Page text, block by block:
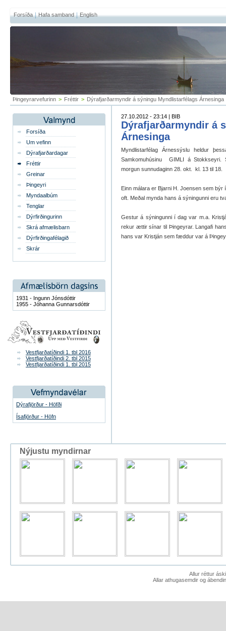
Forsíða Hafa samband English
Þingeyrarvefurinn > Fréttir > Dýrafjarðarmyndir á sýningu Myndlistarfélags Árnesinga
Forsíða
Um vefinn
Dýrafjarðardagar
Fréttir
Greinar
Þingeyri
Myndaalbúm
Tenglar
Dýrfirðingurinn
Skrá afmælisbarn
Dýrfirðingafélagið
Skrár
1931 - Ingunn Jónsdóttir
1955 - Jóhanna Gunnarsdóttir
Vestfjarðatíðindi 1. tbl 2016
Vestfjarðatíðindi 2. tbl 2015
Vestfjarðatíðindi 1. tbl 2015
Dýrafjörður - Höfði
Ísafjörður - Höfn
27.10.2012 - 23:14 | BIB
Dýrafjarðarmyndir á
Árnesinga
Myndlistarfélag Árnessýslu heldur
Samkomuhúsinu GIMLI á Stokkseyri.
morgun sunnudaginn 28. okt. kl. 13 til 18.
Einn málara er Bjarni H. Joensen sem
oft. Meðal mynda hans á sýningunni eru
Gestur á sýningunni í dag var m.a.
rekur ættir sínar til Þingeyrar. Langafi
hans var Kristján sem fæddur var á
Nýjustu myndirnar
Allur réttur
Allar athugasemdir og